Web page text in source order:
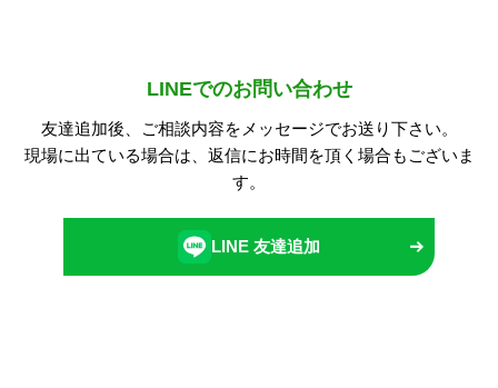
LINEでのお問い合わせ
友達追加後、ご相談内容をメッセージでお送り下さい。
現場に出ている場合は、返信にお時間を頂く場合もございま
す。
LINE 友達追加